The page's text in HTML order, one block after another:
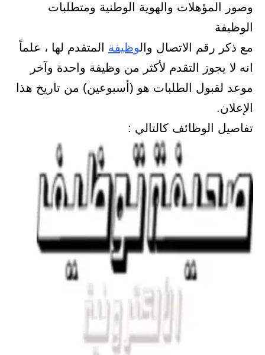
وصور المؤهلات والهوية الوطنية ومتطلبات
الوظيفة
مع ذكر رقم الاتصال والوظيفة المتقدم لها ، علماً
انه لا يجوز التقدم لأكثر من وظيفة واحدة وآخر
موعد لقبول الطلبات هو (أسبوعين) من تاريخ هذا
الإعلان.
تفاصيل الوظائف كالتالي :